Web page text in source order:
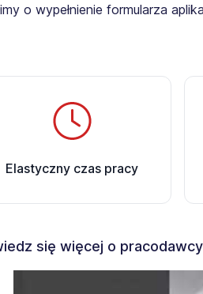
o wypełnienie formularza
Elastyczny czas pracy
się więcej o pracodawcy